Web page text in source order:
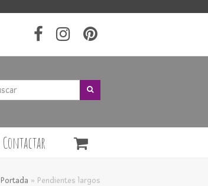
Buscar
Contactar
Portada » Pendientes largos